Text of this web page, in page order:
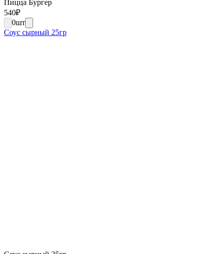
Пицца Бургер
540₽
0шт
Соус сырный 25гр